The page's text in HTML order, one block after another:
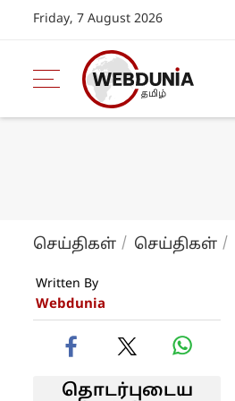
Friday, 7 August 2026
செய்திகள் செய்திகள்
Written By
Webdunia
தொடர்புடைய